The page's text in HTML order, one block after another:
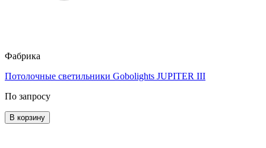
Фабрика
Потолочные светильники Gobolights JUPITER III
По запросу
В корзину